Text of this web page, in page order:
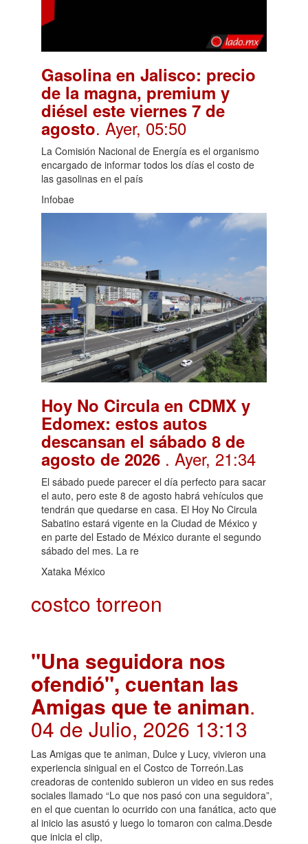
Gasolina en Jalisco: precio
de la magna, premium y
diésel este viernes 7 de
agosto. Ayer, 05:50
La Comisión Nacional de Energía es el organismo
encargado de informar todos los días el costo de
las gasolinas en el país
Infobae
Hoy No Circula en CDMX y
Edomex: estos autos
descansan el sábado 8 de
agosto de 2026 . Ayer, 21:34
El sábado puede parecer el día perfecto para sacar
el auto, pero este 8 de agosto habrá vehículos que
tendrán que quedarse en casa. El Hoy No Circula
Sabatino estará vigente en la Ciudad de México y
en parte del Estado de México durante el segundo
sábado del mes. La re
Xataka México
costco torreon
"Una seguidora nos
ofendió", cuentan las
Amigas que te animan.
04 de Julio, 2026 13:13
Las Amigas que te animan, Dulce y Lucy, vivieron una
experiencia sinigual en el Costco de Torreón.Las
creadoras de contenido subieron un video en sus redes
sociales llamado “Lo que nos pasó con una seguidora”,
en el que cuentan lo ocurrido con una fanática, acto que
al inicio las asustó y luego lo tomaron con calma.Desde
que inicia el clip,